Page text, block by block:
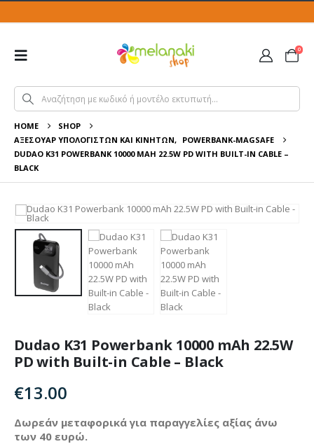
0
HOME
SHOP
ΑΞΕΣΟΥΆΡ ΥΠΟΛΟΓΙΣΤΏΝ ΚΑΙ ΚΙΝΗΤΏΝ, POWERBANK-MAGSAFE
DUDAO K31 POWERBANK 10000 MAH 22.5W PD WITH BUILT-IN CABLE –
BLACK
Dudao K31 Powerbank 10000 mAh 22.5W
PD with Built-in Cable – Black
€13.00
Δωρεάν μεταφορικά για παραγγελίες αξίας άνω
των 40 ευρώ.